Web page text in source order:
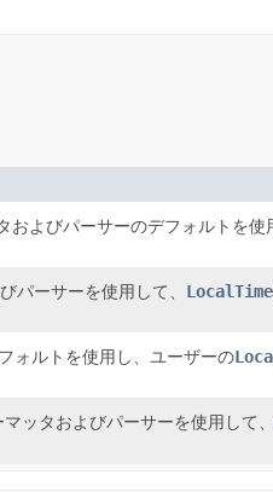
およびパーサーのデフォルトを使
パーサーを使用して、 LocalTime
ォルトを使用し、ユーザーの
ッタおよびパーサーを使用して、